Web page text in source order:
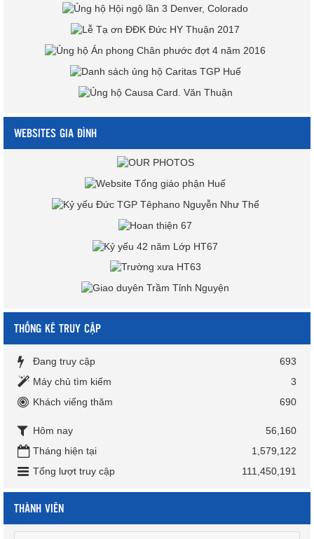
WEBSITES GIA ĐÌNH
THỐNG KÊ TRUY CẬP
Đang truy cập
693
Máy chủ tìm kiếm
3
Khách viếng thăm
690
Hôm nay
56,160
Tháng hiện tại
1,579,122
Tổng lượt truy cập
111,450,191
THÀNH VIÊN